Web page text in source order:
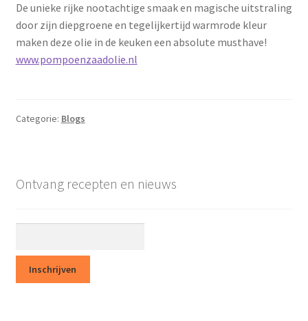
De unieke rijke nootachtige smaak en magische uitstraling
door zijn diepgroene en tegelijkertijd warmrode kleur
maken deze olie in de keuken een absolute musthave!
www.pompoenzaadolie.nl
Categorie: Blogs
Ontvang recepten en nieuws